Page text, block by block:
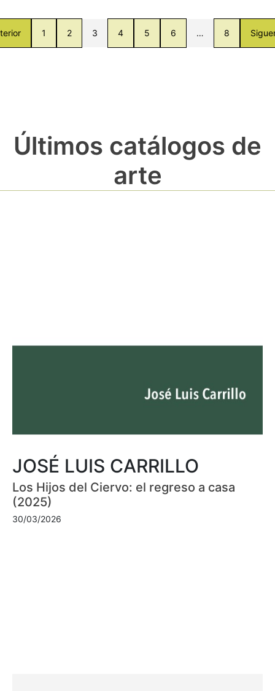
1 2 3 4 5 6 … 8
Últimos catálogos de
arte
JOSÉ LUIS CARRILLO
Los Hijos del Ciervo: el regreso a casa
(2025)
30/03/2026